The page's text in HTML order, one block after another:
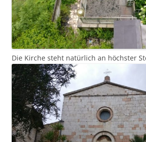
Die Kirche steht natürlich an höchster